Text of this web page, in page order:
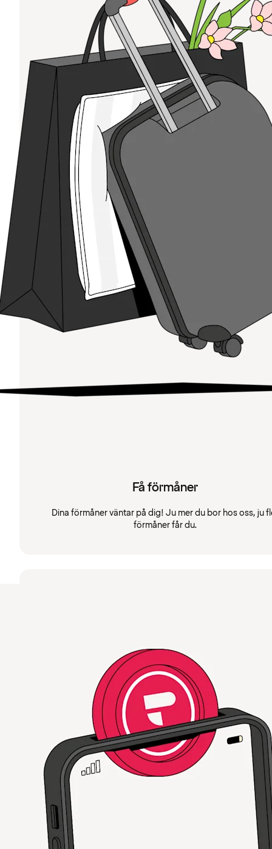
Få förmåner
Dina förmåner väntar på dig! Ju mer du bor hos oss, ju
förmåner får du.